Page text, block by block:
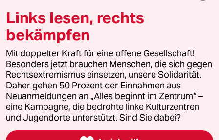
© 2026 taz Verlags und Vertriebs GmbH
Alle Rechte vorbehalten. Bei rechtlichen Fragen oder für Genehmigungen
wenden Sie sich bitte an
lizenzen@taz.de
Feedback Redaktionsstatut Kommune-Richtlinien
Leitlinie Informant Datenschutz Impressum AGB
Seitenwende Einwilligungen widerrufen (Ads)
Links lesen, rechts
bekämpfen
Mit doppelter Kraft für eine offene Gesellschaft!
Besonders jetzt brauchen Menschen, die sich gegen
Rechtsextremismus einsetzen, unsere Solidarität.
Daher gehen 50 Prozent der Einnahmen aus
Neuanmeldungen an „Alles beginnt im Zentrum“ –
eine Kampagne, die bedrohte linke Kulturzentren
und Jugendorte unterstützt. Sind Sie dabei?